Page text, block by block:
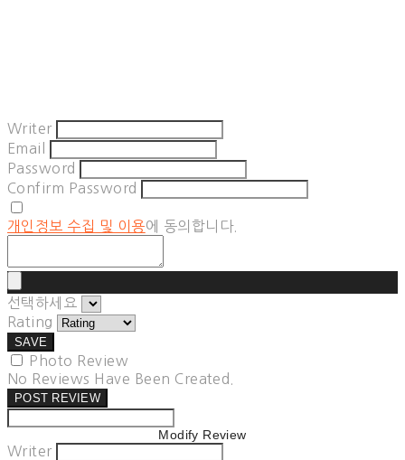
Writer
Email
Password
Confirm Password
개인정보 수집 및 이용에 동의합니다.
선택하세요
Rating
SAVE
Photo Review
No Reviews Have Been Created.
POST REVIEW
Modify Review
Writer